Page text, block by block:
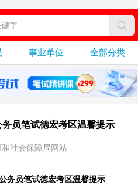
事业单位 全部分类
员笔试德宏考区温馨提示
和社会保障局网站
务员笔试德宏考区温馨提示